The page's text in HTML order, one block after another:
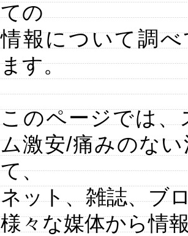
ての
情報について調べ
ます。
このページでは
ム激安/痛みのな
て、
ネット、雑誌、ブ
様々な媒体から情